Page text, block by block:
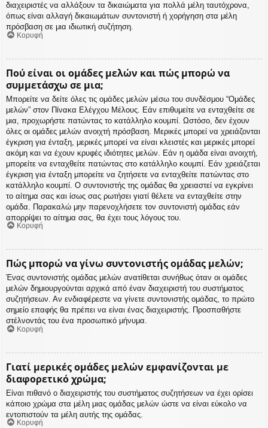
διαχειριστές να αλλάξουν τα δικαιώματα για πολλά μέλη ταυτόχρονα,
όπως είναι αλλαγή δικαιωμάτων συντονιστή ή χορήγηση στα μέλη
πρόσβαση σε μια ιδιωτική συζήτηση.
Κορυφή
Πού είναι οι ομάδες μελών και πώς μπορώ να
συμμετάσχω σε μια;
Μπορείτε να δείτε όλες τις ομάδες μελών μέσω του συνδέσμου “Ομάδες
μελών” στον Πίνακα Ελέγχου Μέλους. Εάν επιθυμείτε να ενταχθείτε σε
μια, προχωρήστε πατώντας το κατάλληλο κουμπί. Ωστόσο, δεν έχουν
όλες οι ομάδες μελών ανοιχτή πρόσβαση. Μερικές μπορεί να χρειάζονται
έγκριση για ένταξη, μερικές μπορεί να είναι κλειστές και μερικές μπορεί
ακόμη και να έχουν κρυφές ιδιότητες μελών. Εάν η ομάδα είναι ανοιχτή,
μπορείτε να ενταχθείτε πατώντας στο κατάλληλο κουμπί. Εάν χρειάζεται
έγκριση για ένταξη μπορείτε να ζητήσετε να ενταχθείτε πατώντας στο
κατάλληλο κουμπί. Ο συντονιστής της ομάδας θα χρειαστεί να εγκρίνει
το αίτημα σας και ίσως σας ρωτήσει γιατί θέλετε να ενταχθείτε στην
ομάδα. Παρακαλώ μην παρενοχλήσετε τον συντονιστή ομάδας εάν
απορρίψει το αίτημα σας, θα έχει τους λόγους του.
Κορυφή
Πώς μπορώ να γίνω συντονιστής ομάδας μελών;
Ένας συντονιστής ομάδας μελών ανατίθεται συνήθως όταν οι ομάδες
μελών δημιουργούνται αρχικά από έναν διαχειριστή του συστήματος
συζητήσεων. Αν ενδιαφέρεστε να γίνετε συντονιστής ομάδας, το πρώτο
σημείο επαφής θα πρέπει να είναι ένας διαχειριστής. Προσπαθήστε
στέλνοντάς του ένα προσωπικό μήνυμα.
Κορυφή
Γιατί μερικές ομάδες μελών εμφανίζονται με
διαφορετικό χρώμα;
Είναι πιθανό ο διαχειριστής του συστήματος συζητήσεων να έχει ορίσει
κάποιο χρώμα στα μέλη μιας ομάδας μελών ώστε να είναι εύκολο να
εντοπιστούν τα μέλη αυτής της ομάδας.
Κορυφή